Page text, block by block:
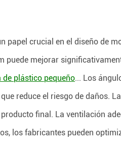
papel crucial en el diseño de
puede mejorar
plástico pequeño... Los
reduce el riesgo de daños.
final. La ventilación
los fabricantes pueden